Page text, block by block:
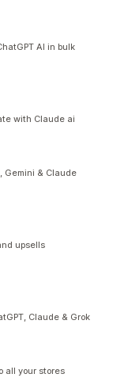
AI in bulk
with Claude ai
Gemini & Claude
upsells
Claude & Grok
all your stores